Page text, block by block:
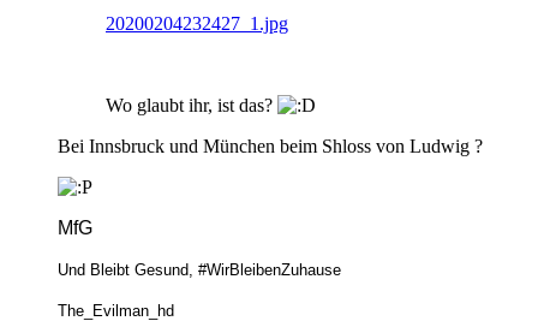
20200204232427_1.jpg
Wo glaubt ihr, ist das?
Bei Innsbruck und München beim Shloss von Ludwig ?
MfG
Und Bleibt Gesund, #WirBleibenZuhause
The_Evilman_hd